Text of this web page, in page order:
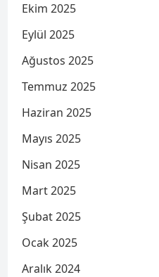
Ekim 2025
Eylül 2025
Ağustos 2025
Temmuz 2025
Haziran 2025
Mayıs 2025
Nisan 2025
Mart 2025
Şubat 2025
Ocak 2025
Aralık 2024